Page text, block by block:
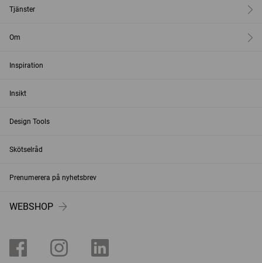
Tjänster
Om
Inspiration
Insikt
Design Tools
Skötselråd
Prenumerera på nyhetsbrev
WEBSHOP